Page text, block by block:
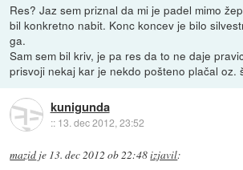
Res? Jaz sem priznal da mi je padel mimo
bil konkretno nabit. Konc koncev je bilo
ga.
Sam sem bil kriv, je pa res da to ne daje
prisvoji nekaj kar je nekdo pošteno plačal oz.
kunigunda
:: 13. dec 2012, 23:52
mazid je 13. dec 2012 ob 22:48izjavil: